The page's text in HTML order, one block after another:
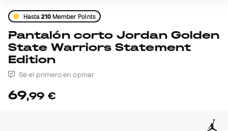
Hasta210Member Points
Pantalón corto Jordan Golden
State Warriors Statement
Edition
Sé el primero en opinar
69,99 €